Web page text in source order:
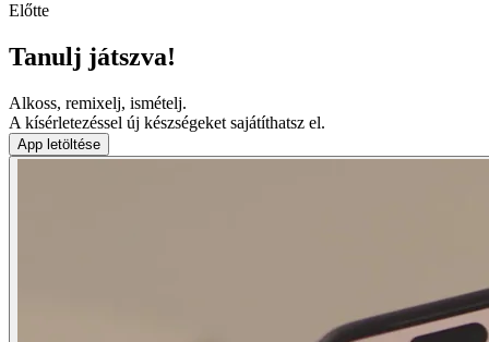
Előtte
Tanulj játszva!
Alkoss, remixelj, ismételj.
A kísérletezéssel új készségeket sajátíthatsz el.
App letöltése